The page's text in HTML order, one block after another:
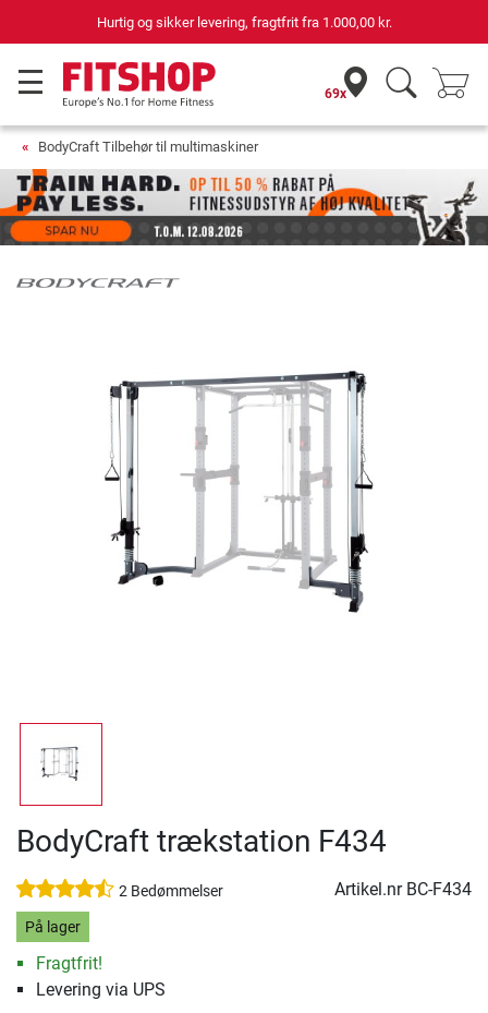
Hurtig og sikker levering, fragtfrit fra 1.000,00 kr.
69x
BodyCraft Tilbehør til multimaskiner
BodyCraft trækstation F434
2 Bedømmelser Artikel.nr BC-F434
På lager
Fragtfrit!
Levering via UPS